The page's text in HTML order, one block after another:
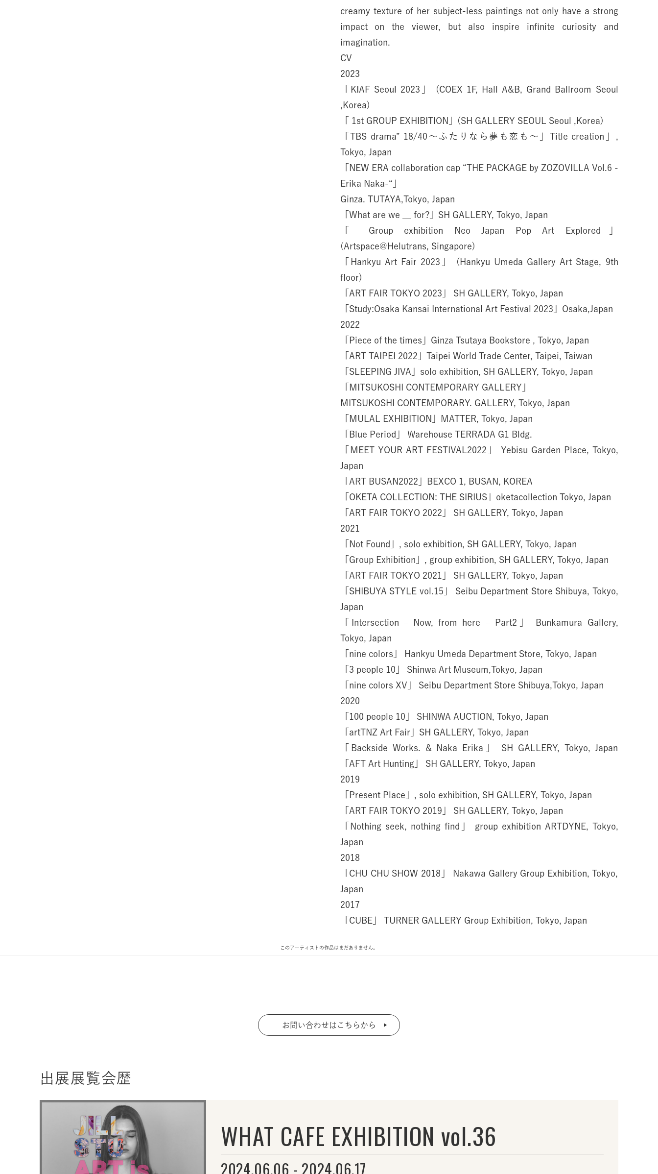
creamy texture of her subject-less paintings not only have a strong
impact on the viewer, but also inspire infinite curiosity and
imagination.
CV
2023
「KIAF Seoul 2023」 (COEX 1F, Hall A&B, Grand Ballroom Seoul
,Korea)
「 1st GROUP EXHIBITION」(SH GALLERY SEOUL Seoul ,Korea)
「TBS drama” 18/40〜ふたりなら夢も恋も〜」Title creation」,
Tokyo, Japan
「NEW ERA collaboration cap “THE PACKAGE by ZOZOVILLA Vol.6 -
Erika Naka-“」
Ginza. TUTAYA,Tokyo, Japan
「What are we __ for?」SH GALLERY, Tokyo, Japan
「 Group exhibition Neo Japan Pop Art Explored」
(Artspace@Helutrans, Singapore)
「Hankyu Art Fair 2023」 (Hankyu Umeda Gallery Art Stage, 9th
floor)
「ART FAIR TOKYO 2023」 SH GALLERY, Tokyo, Japan
「Study:Osaka Kansai International Art Festival 2023」Osaka,Japan
2022
「Piece of the times」Ginza Tsutaya Bookstore , Tokyo, Japan
「ART TAIPEI 2022」Taipei World Trade Center, Taipei, Taiwan
「SLEEPING JIVA」solo exhibition, SH GALLERY, Tokyo, Japan
「MITSUKOSHI CONTEMPORARY GALLERY」
MITSUKOSHI CONTEMPORARY. GALLERY, Tokyo, Japan
「MULAL EXHIBITION」MATTER, Tokyo, Japan
「Blue Period」 Warehouse TERRADA G1 Bldg.
「MEET YOUR ART FESTIVAL2022」 Yebisu Garden Place, Tokyo,
Japan
「ART BUSAN2022」BEXCO 1, BUSAN, KOREA
「OKETA COLLECTION: THE SIRIUS」oketacollection Tokyo, Japan
「ART FAIR TOKYO 2022」 SH GALLERY, Tokyo, Japan
2021
「Not Found」, solo exhibition, SH GALLERY, Tokyo, Japan
「Group Exhibition」, group exhibition, SH GALLERY, Tokyo, Japan
「ART FAIR TOKYO 2021」 SH GALLERY, Tokyo, Japan
「SHIBUYA STYLE vol.15」 Seibu Department Store Shibuya, Tokyo,
Japan
「Intersection – Now, from here – Part2」 Bunkamura Gallery,
Tokyo, Japan
「nine colors」 Hankyu Umeda Department Store, Tokyo, Japan
「3 people 10」 Shinwa Art Museum,Tokyo, Japan
「nine colors XV」 Seibu Department Store Shibuya,Tokyo, Japan
2020
「100 people 10」 SHINWA AUCTION, Tokyo, Japan
「artTNZ Art Fair」SH GALLERY, Tokyo, Japan
「Backside Works. & Naka Erika」 SH GALLERY, Tokyo, Japan
「AFT Art Hunting」 SH GALLERY, Tokyo, Japan
2019
「Present Place」, solo exhibition, SH GALLERY, Tokyo, Japan
「ART FAIR TOKYO 2019」 SH GALLERY, Tokyo, Japan
「Nothing seek, nothing find」 group exhibition ARTDYNE, Tokyo,
Japan
2018
「CHU CHU SHOW 2018」 Nakawa Gallery Group Exhibition, Tokyo,
Japan
2017
「CUBE」 TURNER GALLERY Group Exhibition, Tokyo, Japan
このアーティストの作品はまだありません。
お問い合わせはこちらから
出展展覧会歴
WHAT CAFE EXHIBITION vol.36
2024.06.06 - 2024.06.17